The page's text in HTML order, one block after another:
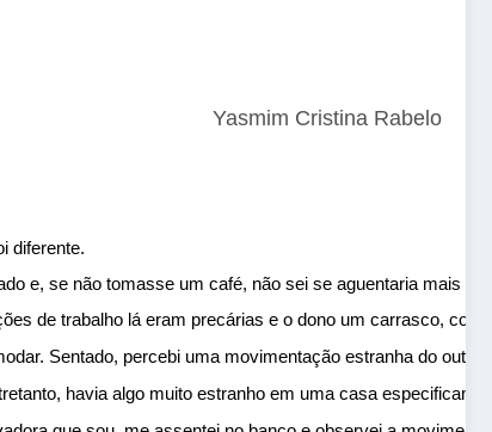
Yasmim Cristina Rabelo
diferente.
e, se não tomasse um café, não sei se aguentaria mais
de trabalho lá eram precárias e o dono um carrasco,
Sentado, percebi uma movimentação estranha do
havia algo muito estranho em uma casa